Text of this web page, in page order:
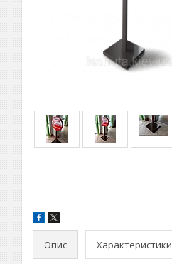
Опис Характеристики